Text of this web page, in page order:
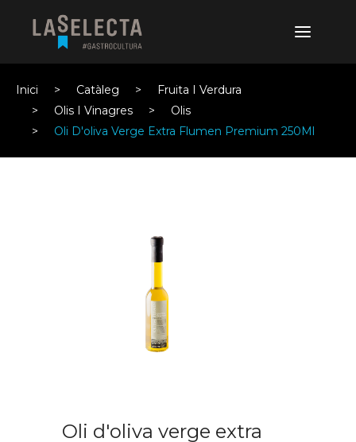
Inici Catàleg
Fruita I Verdura
Olis I Vinagres
Olis
Oli D'oliva Verge Extra Flumen Premium 250Ml
Oli d'oliva verge extra